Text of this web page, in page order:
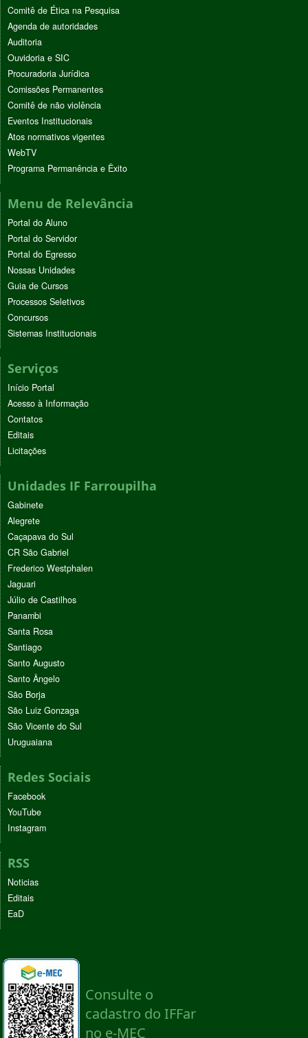
Comitê de Ética na Pesquisa
Agenda de autoridades
Auditoria
Ouvidoria e SIC
Procuradoria Jurídica
Comissões Permanentes
Comitê de não violência
Eventos Institucionais
Atos normativos vigentes
WebTV
Programa Permanência e Êxito
Menu de Relevância
Portal do Aluno
Portal do Servidor
Portal do Egresso
Nossas Unidades
Guia de Cursos
Processos Seletivos
Concursos
Sistemas Institucionais
Serviços
Início Portal
Acesso à Informação
Contatos
Editais
Licitações
Unidades IF Farroupilha
Gabinete
Alegrete
Caçapava do Sul
CR São Gabriel
Frederico Westphalen
Jaguari
Júlio de Castilhos
Panambi
Santa Rosa
Santiago
Santo Augusto
Santo Ângelo
São Borja
São Luiz Gonzaga
São Vicente do Sul
Uruguaiana
Redes Sociais
Facebook
YouTube
Instagram
RSS
Noticias
Editais
EaD